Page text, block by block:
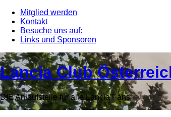
Zur
Hauptnavigation
springen
Zum
Inhalt
springen
Mitglied werden
Kontakt
Besuche uns auf:
Links und Sponsoren
Lancia Club
DIE Anlaufstelle für alle Lancia Fans